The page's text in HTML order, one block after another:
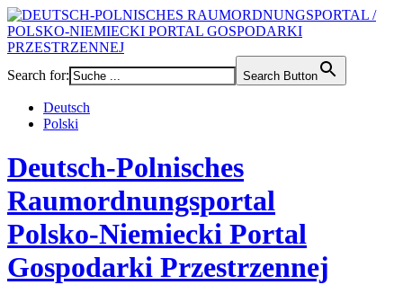
Search for: Search Button
Deutsch
Polski
Deutsch-Polnisches
Raumordnungsportal
Polsko-Niemiecki Portal
Gospodarki Przestrzennej